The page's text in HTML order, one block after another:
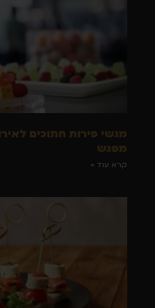
מגשי פירות חתוכים
מפגש
קרא עוד »